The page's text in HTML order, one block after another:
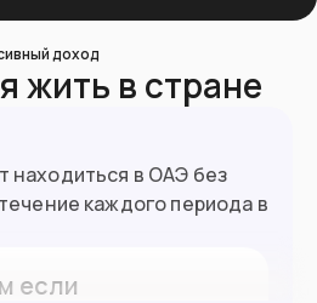
доход
жить в стране
находиться в ОАЭ без
каждого периода в
9.5 млн
если